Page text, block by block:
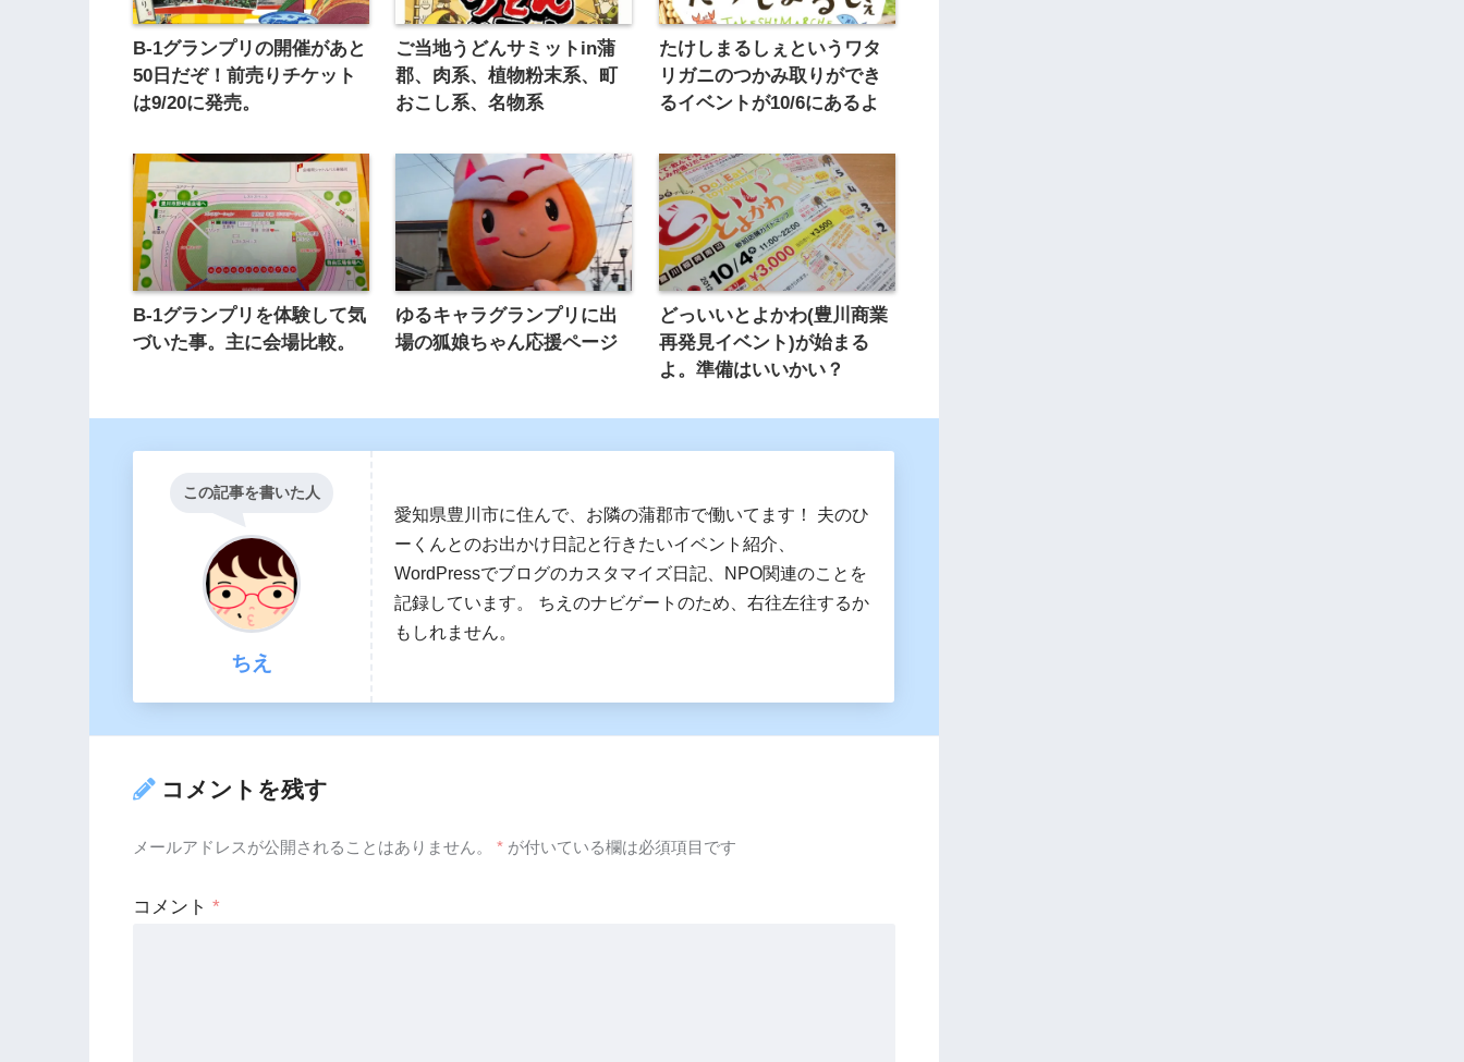
B-1グランプリの開催があと
50日だぞ！前売りチケット
は9/20に発売。
ご当地うどんサミットin蒲
郡、肉系、植物粉末系、町
おこし系、名物系
たけしまるしぇというワタ
リガニのつかみ取りができ
るイベントが10/6にあるよ
B-1グランプリを体験して気
づいた事。主に会場比較。
ゆるキャラグランプリに出
場の狐娘ちゃん応援ページ
どっいいとよかわ(豊川商業
再発見イベント)が始まる
よ。準備はいいかい？
この記事を書いた人
ちえ
愛知県豊川市に住んで、お隣の蒲郡市で働いてます！ 夫のひ
ーくんとのお出かけ日記と行きたいイベント紹介、
WordPressでブログのカスタマイズ日記、NPO関連のことを
記録しています。 ちえのナビゲートのため、右往左往するか
もしれません。
コメントを残す
メールアドレスが公開されることはありません。 * が付いている欄は必須項目です
コメント *